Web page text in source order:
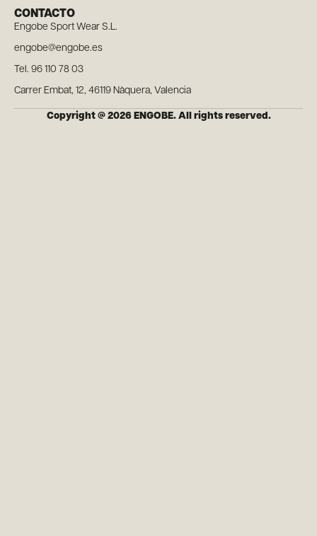
CONTACTO
Engobe Sport Wear S.L.
engobe@engobe.es
Tel. 96 110 78 03
Carrer Embat, 12, 46119 Nàquera, Valencia
Copyright @ 2026 ENGOBE. All rights reserved.